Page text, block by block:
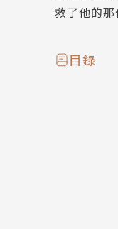
救了他的那
目錄